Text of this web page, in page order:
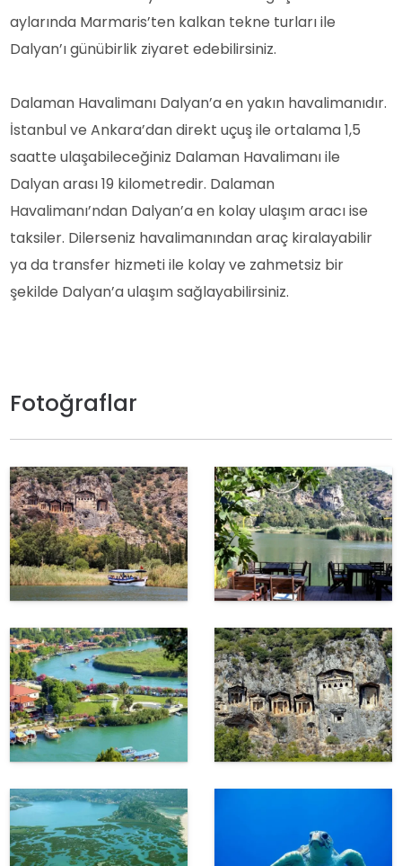
aylarında Marmaris’ten kalkan tekne turları ile
Dalyan’ı günübirlik ziyaret edebilirsiniz.
Dalaman Havalimanı Dalyan’a en yakın havalimanıdır.
İstanbul ve Ankara’dan direkt uçuş ile ortalama 1,5
saatte ulaşabileceğiniz Dalaman Havalimanı ile
Dalyan arası 19 kilometredir. Dalaman
Havalimanı’ndan Dalyan’a en kolay ulaşım aracı ise
taksiler. Dilerseniz havalimanından araç kiralayabilir
ya da transfer hizmeti ile kolay ve zahmetsiz bir
şekilde Dalyan’a ulaşım sağlayabilirsiniz.
Fotoğraflar